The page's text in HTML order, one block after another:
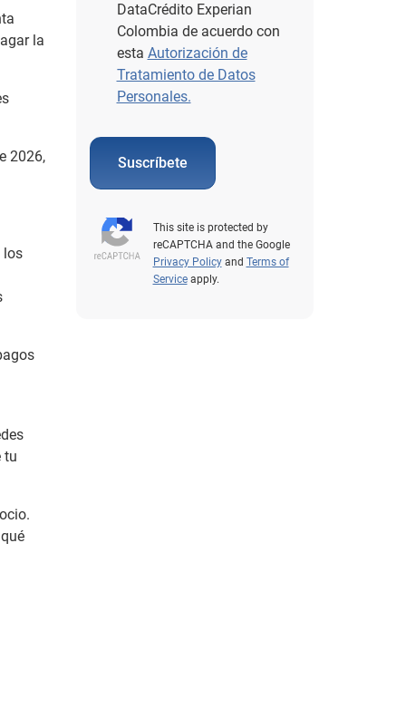
la
2026,
los
tu
DataCrédito Experian
Colombia de acuerdo con
esta Autorización de
Tratamiento de Datos
Personales.
Suscríbete
This site is protected by
reCAPTCHA and the Google
Privacy Policyand Terms of
Serviceapply.